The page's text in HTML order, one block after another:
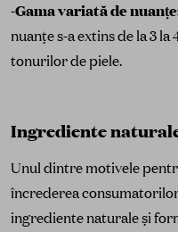
-Gama variată de
nuanțe s-a extins de la 3
tonurilor de piele.
Ingrediente
Unul dintre motivele
încrederea
ingrediente naturale și